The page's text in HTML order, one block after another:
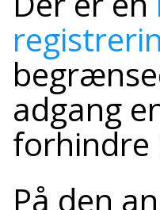
adgang
forhindre
På den